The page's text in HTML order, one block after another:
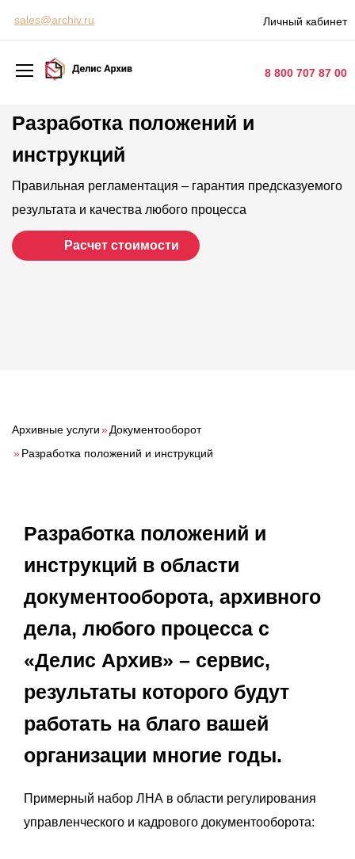
sales@archiv.ru Личный кабинет
8 800 707 87 00
Архивная обработка
Хранение документов
Уничтожение документов
Сканирование документов
Цифровые услуги
Расчет
Заказать услугу
Заказать звонок
Разработка положений и
инструкций
Правильная регламентация – гарантия предсказуемого
результата и качества любого процесса
Расчет стоимости
Архивные услуги»Документооборот
»Разработка положений и инструкций
Разработка положений и
инструкций в области
документооборота, архивного
дела, любого процесса с
«Делис Архив» – сервис,
результаты которого будут
работать на благо вашей
организации многие годы.
Примерный набор ЛНА в области регулирования
управленческого и кадрового документооборота: